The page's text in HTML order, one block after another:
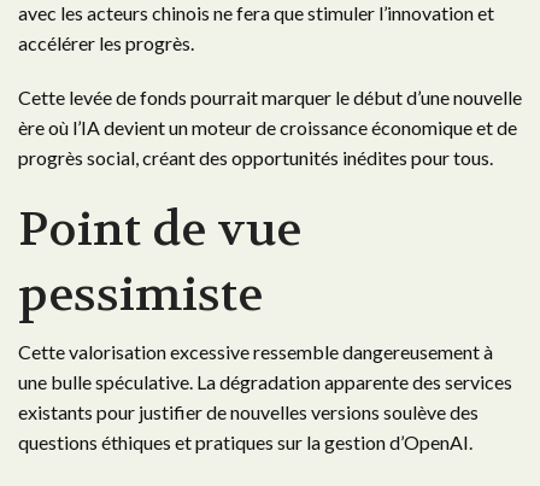
avec les acteurs chinois ne fera que stimuler l’innovation et
accélérer les progrès.
Cette levée de fonds pourrait marquer le début d’une nouvelle
ère où l’IA devient un moteur de croissance économique et de
progrès social, créant des opportunités inédites pour tous.
Point de vue
pessimiste
Cette valorisation excessive ressemble dangereusement à
une bulle spéculative. La dégradation apparente des services
existants pour justifier de nouvelles versions soulève des
questions éthiques et pratiques sur la gestion d’OpenAI.